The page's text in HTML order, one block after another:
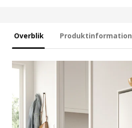
Overblik Produktinformation